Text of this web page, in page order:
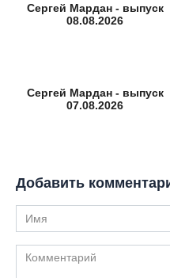
Сергей Мардан - выпуск
08.08.2026
Сергей Мардан - выпуск
07.08.2026
Добавить
Имя
Комментарий